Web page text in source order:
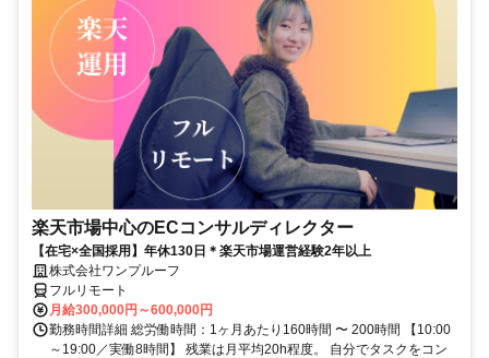
楽天市場中心のECコンサルディレクター
【在宅×全国採用】年休130日＊楽天市場運営経験2年以上
株式会社ワンプルーフ
フルリモート
月給300,000円～600,000円
勤務時間詳細 総労働時間：1ヶ月あたり160時間 〜 200時間 【10:00
～19:00／実働8時間】 残業は月平均20h程度。 自分でタスクをコン